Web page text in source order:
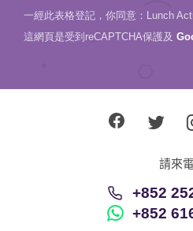
一經此表格登記，你同意：Lunch
這網頁是受到reCAPTCHA保護及
請來電
+852
+852